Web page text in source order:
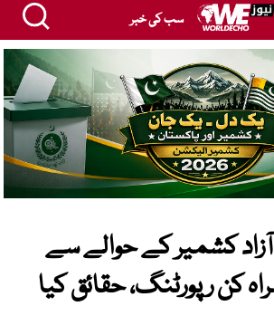
سب کی خبر
کشمیر کے حوالے سے
کن رپورٹنگ، حقائق کیا